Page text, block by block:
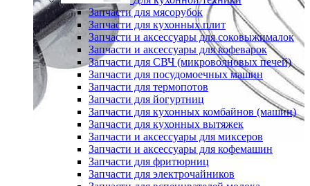
Запчасти для мясорубок
Запчасти для кухонных плит
Запчасти и аксессуары для соковыжималок
Запчасти и аксессуары для кофеварок
Запчасти для СВЧ (микроволновых печей)
Запчасти для посудомоечных машин
Запчасти для термопотов
Запчасти для йогуртниц
Запчасти для кухонных комбайнов (машин)
Запчасти для кухонных вытяжек
Запчасти и аксессуары для миксеров
Запчасти и аксессуары для кофемашин
Запчасти для фритюрниц
Запчасти для электрочайников